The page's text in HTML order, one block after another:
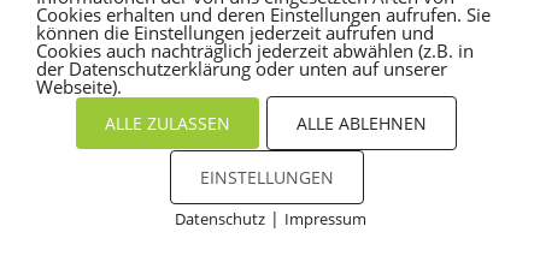
Cookies erhalten und deren Einstellungen aufrufen. Sie
können die Einstellungen jederzeit aufrufen und
Cookies auch nachträglich jederzeit abwählen (z.B. in
der Datenschutzerklärung oder unten auf unserer
Webseite).
ALLE ZULASSEN ALLE ABLEHNEN
EINSTELLUNGEN
Datenschutz| Impressum